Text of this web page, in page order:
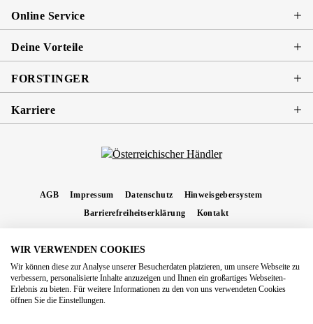
Online Service
Deine Vorteile
FORSTINGER
Karriere
AGB Impressum Datenschutz
Hinweisgebersystem
Barrierefreiheitserklärung
Kontakt
Nachnahmegebühren, wenn nicht anders angegeben.
Copyright 2026 Forstinger Österreich GmbH
Königstetter Straße 128 - 134/OG3, 3430 Tulln
WIR VERWENDEN COOKIES
Wir können diese zur Analyse unserer Besucherdaten platzieren, um unsere Webseite zu
verbessern, personalisierte Inhalte anzuzeigen und Ihnen ein großartiges Webseiten-
Erlebnis zu bieten. Für weitere Informationen zu den von uns verwendeten Cookies
öffnen Sie die Einstellungen.